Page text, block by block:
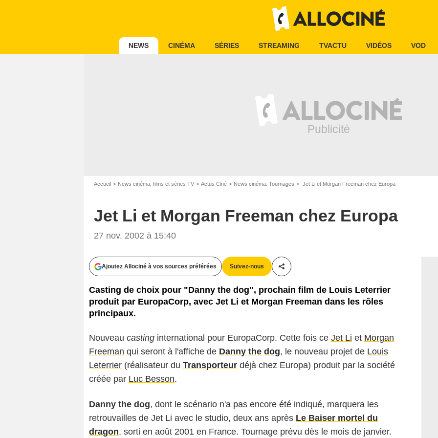
NEWS CINÉMA SÉRIES STREAMING TVACTU VIDÉOS VOD
Accueil News cinéma, films et séries TV Actus Ciné News cinéma: Tournages Jet Li et Morgan Freeman chez Europa
Jet Li et Morgan Freeman chez Europa
27 nov. 2002 à 15:40
Ajoutez Allociné à vos sources préférées Suivez-nous
Partager cet article
Casting de choix pour "Danny the dog", prochain film de Louis Leterrier
produit par EuropaCorp, avec Jet Li et Morgan Freeman dans les rôles
principaux.
Nouveau casting international pour EuropaCorp. Cette fois ce Jet Li et Morgan
Freeman qui seront à l'affiche de Danny the dog, le nouveau projet de Louis
Leterrier (réalisateur du Transporteur déjà chez Europa) produit par la société
créée par Luc Besson.
Danny the dog, dont le scénario n'a pas encore été indiqué, marquera les
retrouvailles de Jet Li avec le studio, deux ans après Le Baiser mortel du
dragon, sorti en août 2001 en France. Tournage prévu dès le mois de janvier.